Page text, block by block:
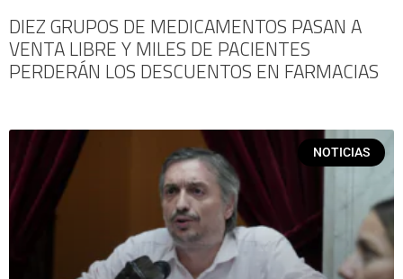
DIEZ GRUPOS DE MEDICAMENTOS PASAN A
VENTA LIBRE Y MILES DE PACIENTES
PERDERÁN LOS DESCUENTOS EN FARMACIAS
NOTICIAS